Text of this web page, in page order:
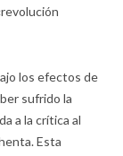
los efectos de
sufrido la
a la crítica al
Esta